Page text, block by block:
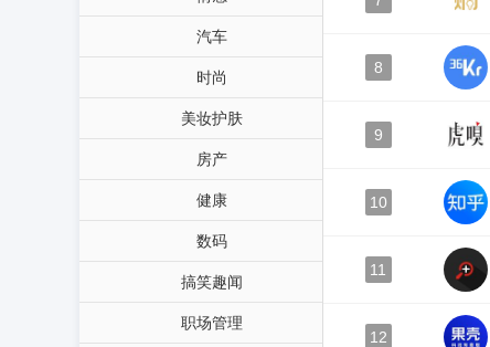
汽车
时尚
美妆护肤
房产
健康
数码
搞笑趣闻
职场管理
8
9
10
11
12